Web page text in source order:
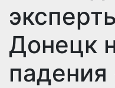
Донецк
падения